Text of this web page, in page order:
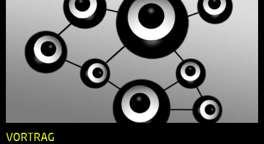
VORTRAG